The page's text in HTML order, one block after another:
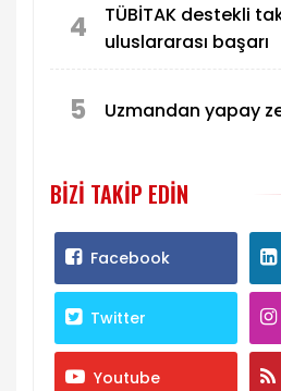
4
TÜBİTAK destekli
uluslararası başarı
5 Uzmandan yapay
BIZI TAKIP EDIN
Facebook
Twitter
Youtube